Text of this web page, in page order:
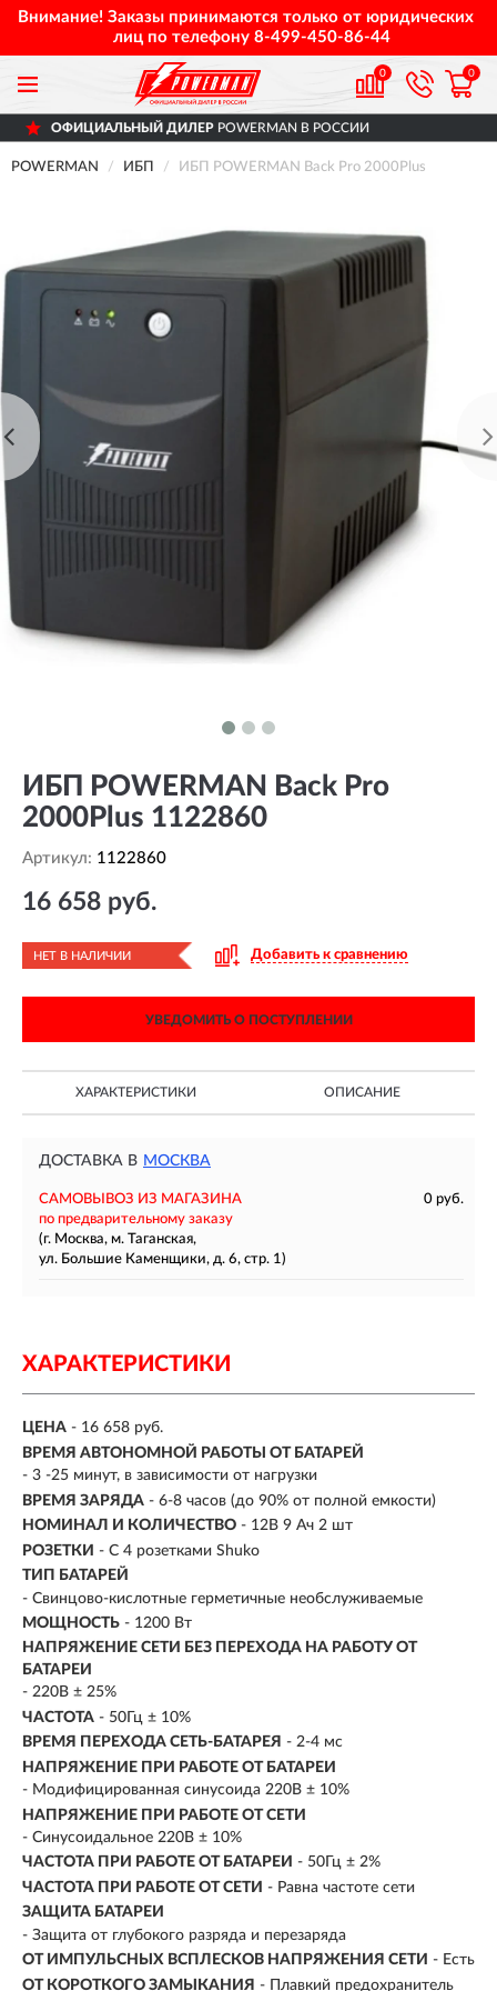
Внимание! Заказы принимаются только от юридических
лиц по телефону 8-499-450-86-44
0 0
ДИЛЕРPOWERMAN В РОССИИ
POWERMAN ИБП ИБП POWERMAN Back Pro 2000Plus
ИБП POWERMAN Back Pro
2000Plus 1122860
Артикул: 1122860
16 658 руб.
НЕТ В НАЛИЧИИ Добавить к сравнению
УВЕДОМИТЬ О ПОСТУПЛЕНИИ
ХАРАКТЕРИСТИКИ ОПИСАНИЕ
ДОСТАВКА В МОСКВА
САМОВЫВОЗ ИЗ МАГАЗИНА
0 руб.
по предварительному заказу
(г. Москва, м. Таганская,
ул. Большие Каменщики, д. 6, стр. 1)
ХАРАКТЕРИСТИКИ
ЦЕНА - 16 658 руб.
ВРЕМЯ АВТОНОМНОЙ РАБОТЫ ОТ БАТАРЕЙ
- 3 -25 минут, в зависимости от нагрузки
ВРЕМЯ ЗАРЯДА - 6-8 часов (до 90% от полной емкости)
НОМИНАЛ И КОЛИЧЕСТВО - 12В 9 Ач 2 шт
РОЗЕТКИ - С 4 розетками Shuko
ТИП БАТАРЕЙ
- Свинцово-кислотные герметичные необслуживаемые
МОЩНОСТЬ - 1200 Вт
НАПРЯЖЕНИЕ СЕТИ БЕЗ ПЕРЕХОДА НА РАБОТУ ОТ
БАТАРЕИ
- 220В ± 25%
ЧАСТОТА - 50Гц ± 10%
ВРЕМЯ ПЕРЕХОДА СЕТЬ-БАТАРЕЯ - 2-4 мс
НАПРЯЖЕНИЕ ПРИ РАБОТЕ ОТ БАТАРЕИ
- Модифицированная синусоида 220В ± 10%
НАПРЯЖЕНИЕ ПРИ РАБОТЕ ОТ СЕТИ
- Синусоидальное 220В ± 10%
ЧАСТОТА ПРИ РАБОТЕ ОТ БАТАРЕИ - 50Гц ± 2%
ЧАСТОТА ПРИ РАБОТЕ ОТ СЕТИ - Равна частоте сети
ЗАЩИТА БАТАРЕИ
- Защита от глубокого разряда и перезаряда
ОТ ИМПУЛЬСНЫХ ВСПЛЕСКОВ НАПРЯЖЕНИЯ СЕТИ - Есть
ОТ КОРОТКОГО ЗАМЫКАНИЯ - Плавкий предохранитель